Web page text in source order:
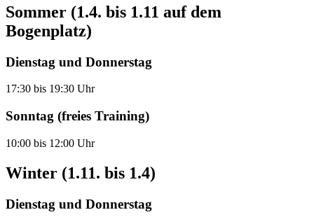
Sommer (1.4. bis 1.11 auf dem
Bogenplatz)
Dienstag und Donnerstag
17:30 bis 19:30 Uhr
Sonntag (freies Training)
10:00 bis 12:00 Uhr
Winter (1.11. bis 1.4)
Dienstag und Donnerstag